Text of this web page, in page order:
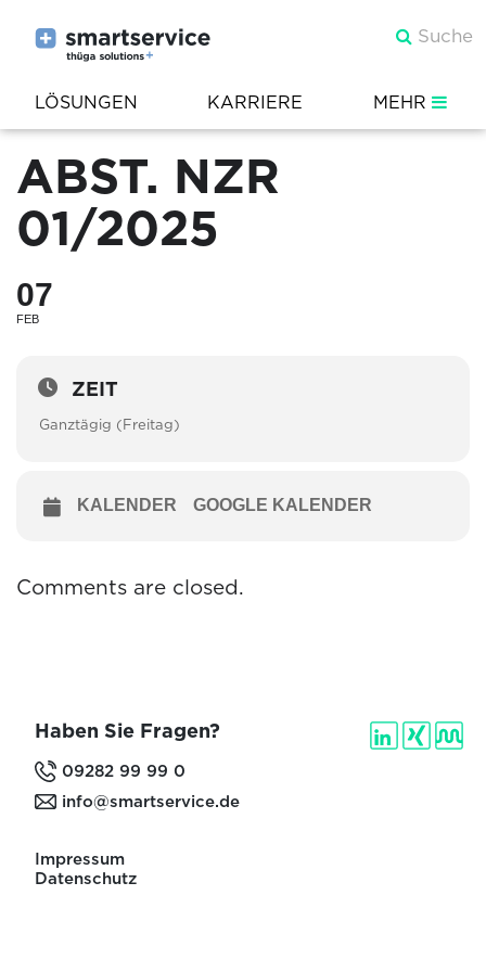
LÖSUNGEN KARRIERE MEHR
ABST. NZR
01/2025
07
FEB
ZEIT
Ganztägig (Freitag)
KALENDER GOOGLE KALENDER
Comments are closed.
Haben Sie Fragen?
09282 99 99 0
info@smartservice.de
Impressum
Datenschutz